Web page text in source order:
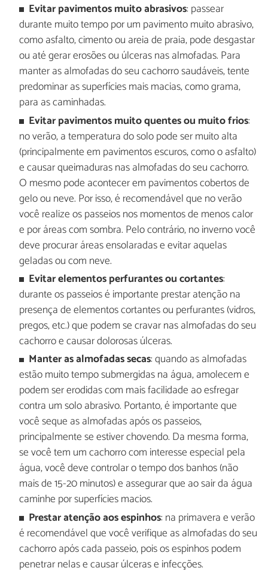
Evitar pavimentos muito abrasivos: passear
durante muito tempo por um pavimento muito abrasivo,
como asfalto, cimento ou areia de praia, pode desgastar
ou até gerar erosões ou úlceras nas almofadas. Para
manter as almofadas do seu cachorro saudáveis, tente
predominar as superfícies mais macias, como grama,
para as caminhadas.
Evitar pavimentos muito quentes ou muito frios:
no verão, a temperatura do solo pode ser muito alta
(principalmente em pavimentos escuros, como o asfalto)
e causar queimaduras nas almofadas do seu cachorro.
O mesmo pode acontecer em pavimentos cobertos de
gelo ou neve. Por isso, é recomendável que no verão
você realize os passeios nos momentos de menos calor
e por áreas com sombra. Pelo contrário, no inverno você
deve procurar áreas ensolaradas e evitar aquelas
geladas ou com neve.
Evitar elementos perfurantes ou cortantes:
durante os passeios é importante prestar atenção na
presença de elementos cortantes ou perfurantes (vidros,
pregos, etc.) que podem se cravar nas almofadas do seu
cachorro e causar dolorosas úlceras.
Manter as almofadas secas: quando as almofadas
estão muito tempo submergidas na água, amolecem e
podem ser erodidas com mais facilidade ao esfregar
contra um solo abrasivo. Portanto, é importante que
você seque as almofadas após os passeios,
principalmente se estiver chovendo. Da mesma forma,
se você tem um cachorro com interesse especial pela
água, você deve controlar o tempo dos banhos (não
mais de 15-20 minutos) e assegurar que ao sair da água
caminhe por superfícies macios.
Prestar atenção aos espinhos: na primavera e verão
é recomendável que você verifique as almofadas do seu
cachorro após cada passeio, pois os espinhos podem
penetrar nelas e causar úlceras e infecções.